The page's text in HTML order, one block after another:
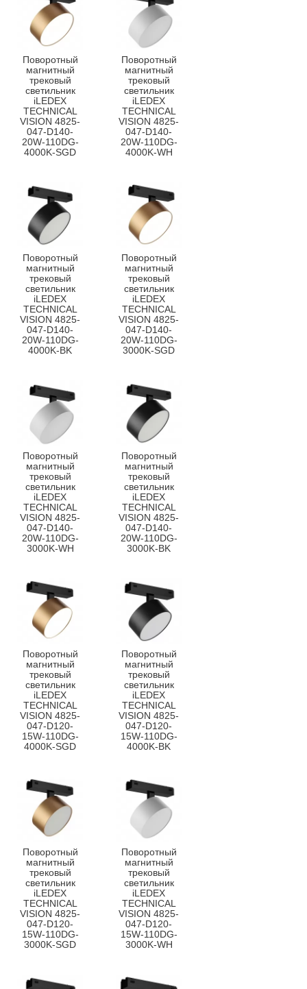
Поворотный
магнитный
трековый
светильник
iLEDEX
TECHNICAL
VISION 4825-
047-D140-
20W-110DG-
4000K-SGD
Поворотный
магнитный
трековый
светильник
iLEDEX
TECHNICAL
VISION 4825-
047-D140-
20W-110DG-
4000K-WH
Поворотный
магнитный
трековый
светильник
iLEDEX
TECHNICAL
VISION 4825-
047-D140-
20W-110DG-
4000K-BK
Поворотный
магнитный
трековый
светильник
iLEDEX
TECHNICAL
VISION 4825-
047-D140-
20W-110DG-
3000K-SGD
Поворотный
магнитный
трековый
светильник
iLEDEX
TECHNICAL
VISION 4825-
047-D140-
20W-110DG-
3000K-WH
Поворотный
магнитный
трековый
светильник
iLEDEX
TECHNICAL
VISION 4825-
047-D140-
20W-110DG-
3000K-BK
Поворотный
магнитный
трековый
светильник
iLEDEX
TECHNICAL
VISION 4825-
047-D120-
15W-110DG-
4000K-SGD
Поворотный
магнитный
трековый
светильник
iLEDEX
TECHNICAL
VISION 4825-
047-D120-
15W-110DG-
4000K-BK
Поворотный
магнитный
трековый
светильник
iLEDEX
TECHNICAL
VISION 4825-
047-D120-
15W-110DG-
3000K-SGD
Поворотный
магнитный
трековый
светильник
iLEDEX
TECHNICAL
VISION 4825-
047-D120-
15W-110DG-
3000K-WH